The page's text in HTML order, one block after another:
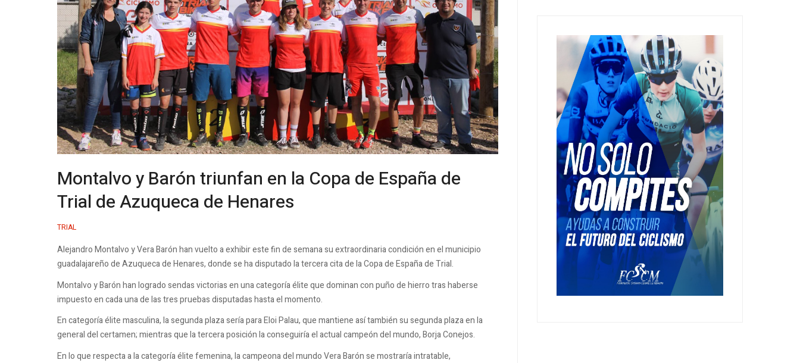
Montalvo y Barón triunfan en la Copa de España de
Trial de Azuqueca de Henares
TRIAL
Alejandro Montalvo y Vera Barón han vuelto a exhibir este fin de semana su extraordinaria condición en el municipio
guadalajareño de Azuqueca de Henares, donde se ha disputado la tercera cita de la Copa de España de Trial.
Montalvo y Barón han logrado sendas victorias en una categoría élite que dominan con puño de hierro tras haberse
impuesto en cada una de las tres pruebas disputadas hasta el momento.
En categoría élite masculina, la segunda plaza sería para Eloi Palau, que mantiene así también su segunda plaza en la
general del certamen; mientras que la tercera posición la conseguiría el actual campeón del mundo, Borja Conejos.
En lo que respecta a la categoría élite femenina, la campeona del mundo Vera Barón se mostraría intratable,